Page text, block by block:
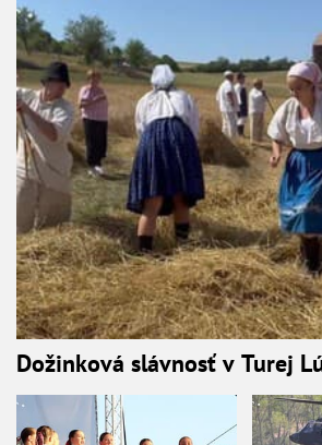
Dožinková slávnosť v Turej